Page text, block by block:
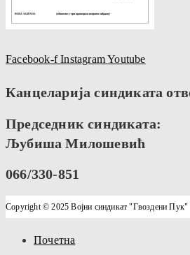
Facebook-f InstagramYoutube
Канцеларија синдиката
Председник синдиката:
Љубиша Милошевић
066/330-851
Copyright © 2025 Војни синдикат "Гвоздени Пук"
Почетна